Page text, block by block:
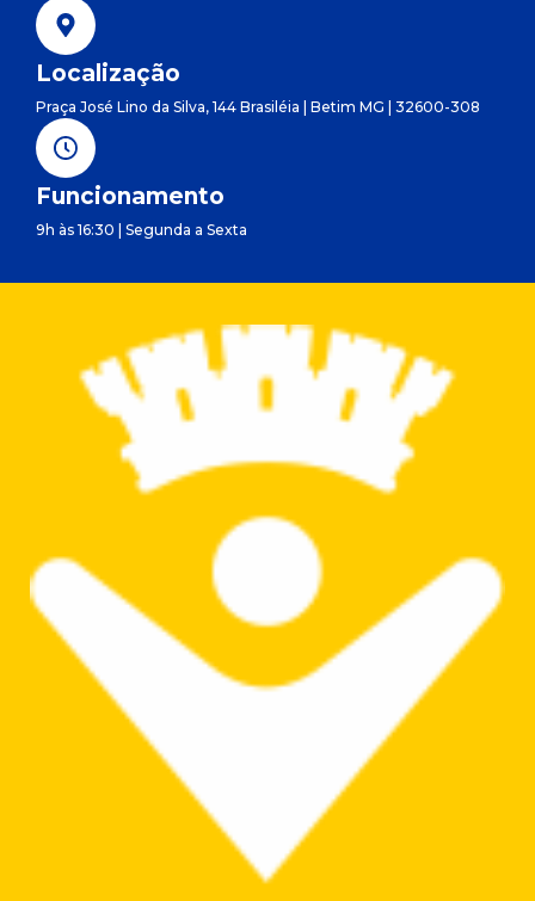
Localização
Praça José Lino da Silva, 144 Brasiléia | Betim MG | 32600-308
Funcionamento
9h às 16:30 | Segunda a Sexta